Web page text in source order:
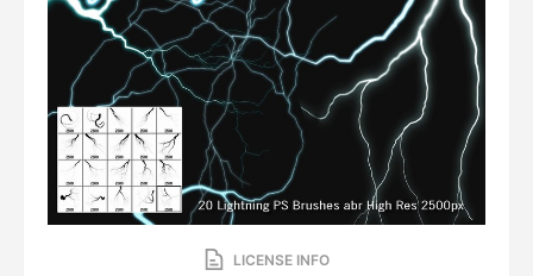
LICENSE INFO